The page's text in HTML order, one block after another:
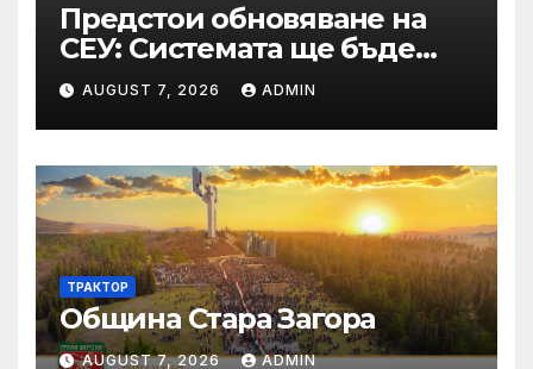
Предстои обновяване на
СЕУ: Системата ще бъде
временно недостъпна на 10
и 11 август 2026 г.
AUGUST 7, 2026 ADMIN
ТРАКТОР
Община Стара Загора
AUGUST 7, 2026 ADMIN